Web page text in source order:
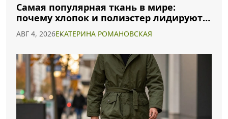
Самая популярная ткань в мире:
почему хлопок и полиэстер лидируют в
АВГ 4, 2026ЕКАТЕРИНА РОМАНОВСКАЯ